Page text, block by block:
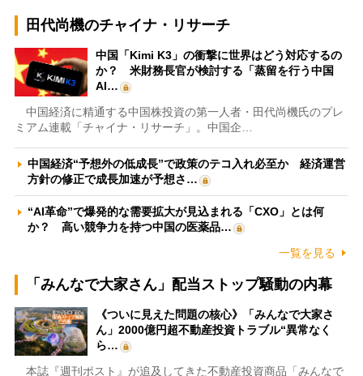
田代尚機のチャイナ・リサーチ
中国「Kimi K3」の衝撃に世界はどう対応するの
か？ 米財務長官が検討する「蒸留を行う中国
AI…
中国経済に精通する中国株投資の第一人者・田代尚機氏のプレ
ミアム連載「チャイナ・リサーチ」。中国企…
中国経済“予想外の低成長”で政策のテコ入れ必至か 経済運営
方針の修正で成長加速が予想さ…
“AI革命”で爆発的な需要拡大が見込まれる「CXO」とは何
か？ 高い競争力を持つ中国の医薬品…
一覧を見る
「みんなで大家さん」配当ストップ騒動の内幕
《ついに見えた問題の核心》「みんなで大家さ
ん」2000億円超不動産投資トラブル“異常なく
ら…
本誌『週刊ポスト』が追及してきた不動産投資商品「みんなで